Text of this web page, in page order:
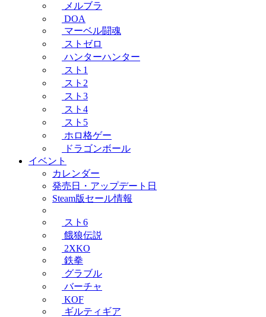
メルブラ
DOA
マーベル闘魂
ストゼロ
ハンターハンター
スト1
スト2
スト3
スト4
スト5
ホロ格ゲー
ドラゴンボール
イベント
カレンダー
発売日・アップデート日
Steam版セール情報
スト6
餓狼伝説
2XKO
鉄拳
グラブル
バーチャ
KOF
ギルティギア